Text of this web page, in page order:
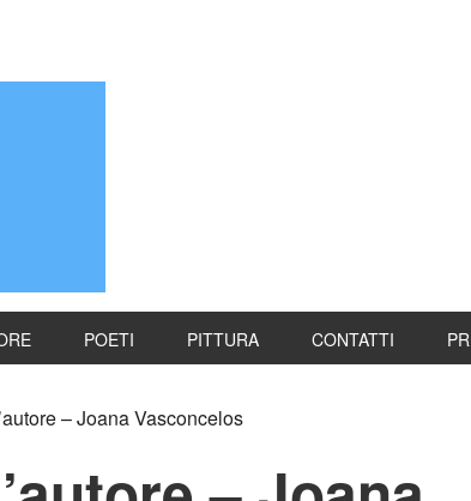
POETI PITTURA CONTATTI
– Joana Vasconcelos